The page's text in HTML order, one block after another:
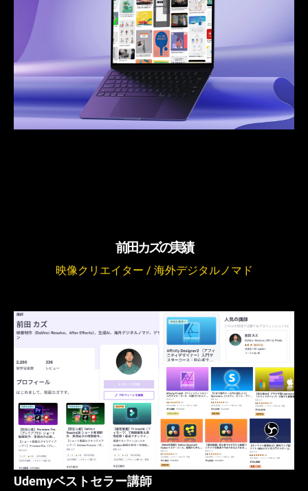
前田カズの実績
映像クリエイター / 海外デジタルノマド
Udemyベストセラー講師